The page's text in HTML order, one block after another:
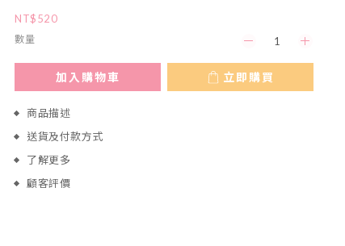
NT$520
數量
加入購物車 立即購買
商品描述
送貨及付款方式
了解更多
顧客評價